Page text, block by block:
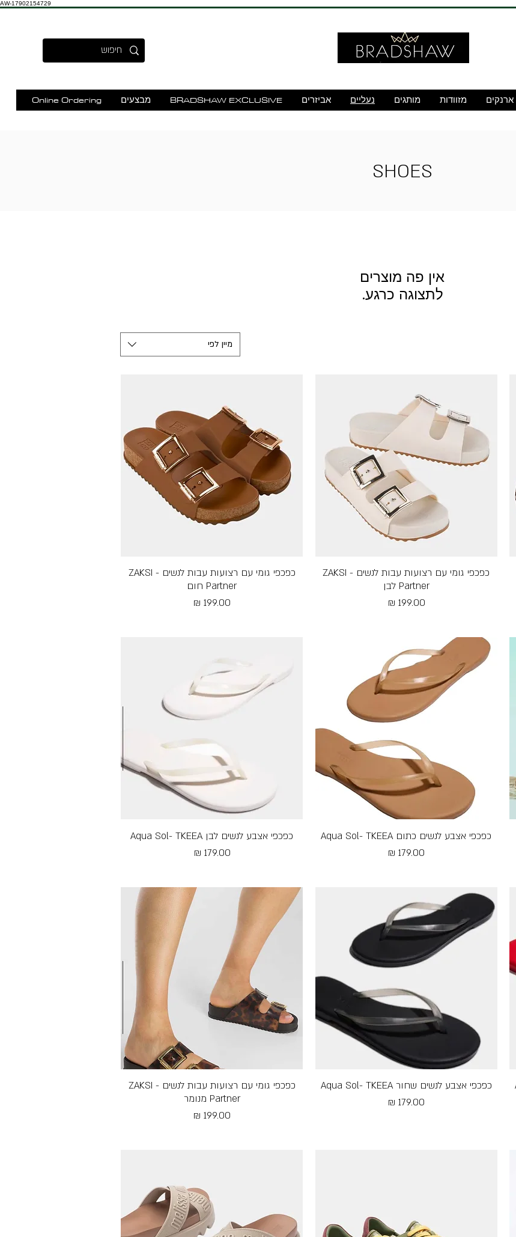
AW-17902154729
ארנקים מזוודות מותגים נעליים אביזרים BRADSHAW EXCLUSIVE מבצעים Online Ordering
SHOES
לתצוגה כרגע.
מיין לפי
תצוגה מהירה
כפכפי גומי עם רצועות עבות לנשים - ZAKSI
Partner לבן
מחיר
תצוגה מהירה
כפכפי גומי עם רצועות עבות לנשים - ZAKSI
Partner חום
מחיר
תצוגה מהירה
כפכפי אצבע לנשים כתום Aqua Sol- TKEEA
מחיר
תצוגה מהירה
כפכפי אצבע לנשים לבן Aqua Sol- TKEEA
מחיר
תצוגה מהירה
כפכפי אצבע לנשים שחור Aqua Sol- TKEEA
מחיר
תצוגה מהירה
כפכפי גומי עם רצועות עבות לנשים - ZAKSI
Partner מנומר
מחיר